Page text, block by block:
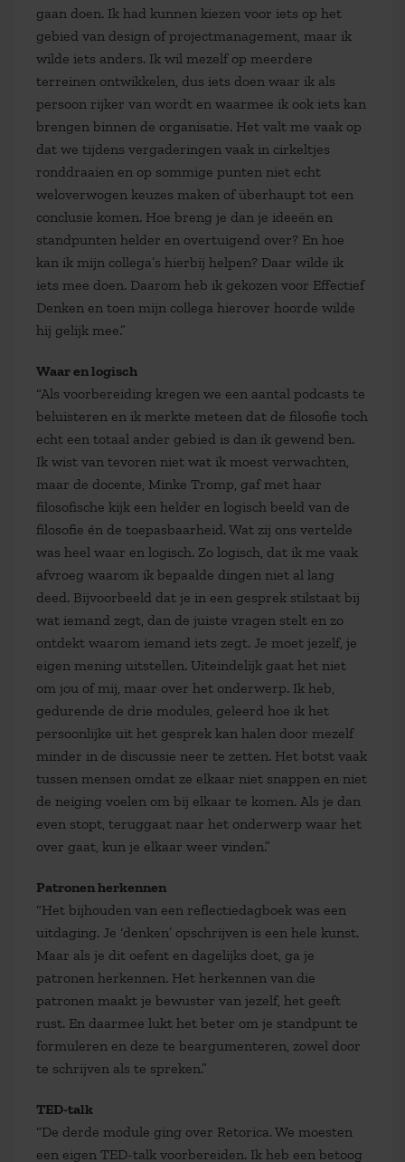
gaan doen. Ik had kunnen kiezen voor iets op het
gebied van design of projectmanagement, maar ik
wilde iets anders. Ik wil mezelf op meerdere
terreinen ontwikkelen, dus iets doen waar ik als
persoon rijker van wordt en waarmee ik ook iets kan
brengen binnen de organisatie. Het valt me vaak op
dat we tijdens vergaderingen vaak in cirkeltjes
ronddraaien en op sommige punten niet echt
weloverwogen keuzes maken of überhaupt tot een
conclusie komen. Hoe breng je dan je ideeën en
standpunten helder en overtuigend over? En hoe
kan ik mijn collega’s hierbij helpen? Daar wilde ik
iets mee doen. Daarom heb ik gekozen voor Effectief
Denken en toen mijn collega hierover hoorde wilde
hij gelijk mee.”
Waar en logisch
“Als voorbereiding kregen we een aantal podcasts te
beluisteren en ik merkte meteen dat de filosofie toch
echt een totaal ander gebied is dan ik gewend ben.
Ik wist van tevoren niet wat ik moest verwachten,
maar de docente, Minke Tromp, gaf met haar
filosofische kijk een helder en logisch beeld van de
filosofie én de toepasbaarheid. Wat zij ons vertelde
was heel waar en logisch. Zo logisch, dat ik me vaak
afvroeg waarom ik bepaalde dingen niet al lang
deed. Bijvoorbeeld dat je in een gesprek stilstaat bij
wat iemand zegt, dan de juiste vragen stelt en zo
ontdekt waarom iemand iets zegt. Je moet jezelf, je
eigen mening uitstellen. Uiteindelijk gaat het niet
om jou of mij, maar over het onderwerp. Ik heb,
gedurende de drie modules, geleerd hoe ik het
persoonlijke uit het gesprek kan halen door mezelf
minder in de discussie neer te zetten. Het botst vaak
tussen mensen omdat ze elkaar niet snappen en niet
de neiging voelen om bij elkaar te komen. Als je dan
even stopt, teruggaat naar het onderwerp waar het
over gaat, kun je elkaar weer vinden.”
Patronen herkennen
“Het bijhouden van een reflectiedagboek was een
uitdaging. Je ‘denken’ opschrijven is een hele kunst.
Maar als je dit oefent en dagelijks doet, ga je
patronen herkennen. Het herkennen van die
patronen maakt je bewuster van jezelf, het geeft
rust. En daarmee lukt het beter om je standpunt te
formuleren en deze te beargumenteren, zowel door
te schrijven als te spreken.”
TED-talk
“De derde module ging over Retorica. We moesten
een eigen TED-talk voorbereiden. Ik heb een betoog